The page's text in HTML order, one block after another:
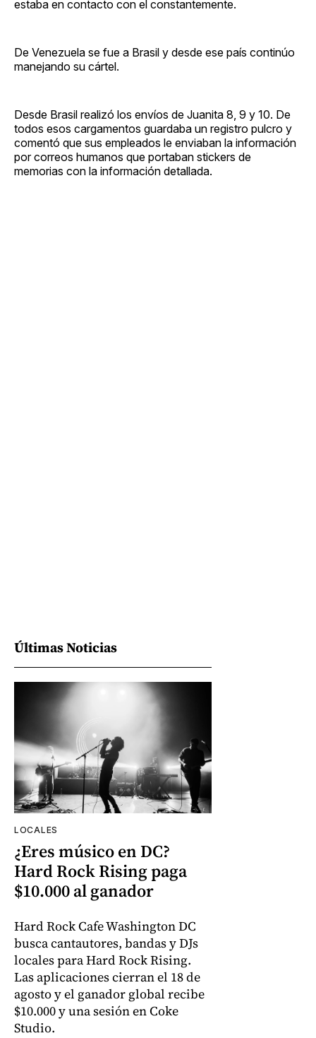
estaba en contacto con el constantemente.
De Venezuela se fue a Brasil y desde ese país continúo
manejando su cártel.
Desde Brasil realizó los envíos de Juanita 8, 9 y 10. De
todos esos cargamentos guardaba un registro pulcro y
comentó que sus empleados le enviaban la información
por correos humanos que portaban stickers de
memorias con la información detallada.
Últimas Noticias
LOCALES
¿Eres músico en DC?
Hard Rock Rising paga
$10.000 al ganador
Hard Rock Cafe Washington DC
busca cantautores, bandas y DJs
locales para Hard Rock Rising.
Las aplicaciones cierran el 18 de
agosto y el ganador global recibe
$10.000 y una sesión en Coke
Studio.